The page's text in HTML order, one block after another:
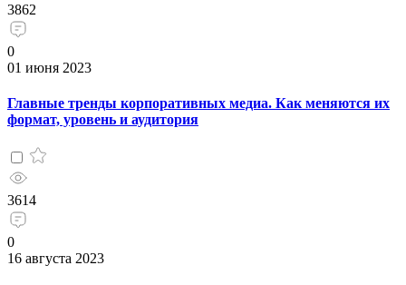
3862
0
01 июня 2023
Главные тренды корпоративных медиа. Как меняются их
формат, уровень и аудитория
3614
0
16 августа 2023